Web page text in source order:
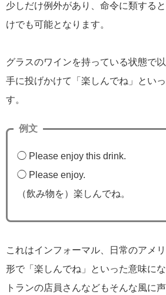
少しだけ例外があり、命令に類する
けでも可能となります。
グラスのワインを持っている状態で
手に投げかけて「楽しんでね」とい
す。
例文
◯ Please enjoy this drink.
◯ Please enjoy.
（飲み物を）楽しんでね。
これはインフォーマル、日常のアメ
形で「楽しんでね」といった意味に
トランの店員さんなどもそんな風に